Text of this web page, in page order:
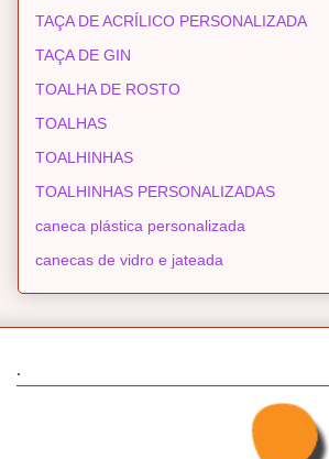
TAÇA DE ACRÍLICO PERSONALIZADA
TAÇA DE GIN
TOALHA DE ROSTO
TOALHAS
TOALHINHAS
TOALHINHAS PERSONALIZADAS
caneca plástica personalizada
canecas de vidro e jateada
.